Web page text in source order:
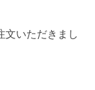
文いただきまし